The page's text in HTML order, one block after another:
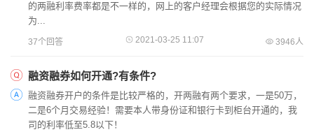
的两融利率费率都是不一样的，网上的客户经理会根据您的实际情况
为...
37个回答 2021-03-25 11:07 3946人
融资融券如何开通?有条件?
融资融券开户的条件是比较严格的，开两融有两个要求，一是50万，
二是6个月交易经验！需要本人带身份证和银行卡到柜台开通的，我
司的利率低至5.8以下！